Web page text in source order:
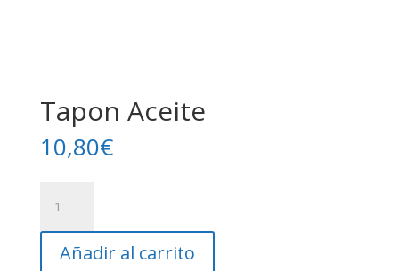
Tapon Aceite
10,80€
Aceite
cantidad
Añadir al carrito